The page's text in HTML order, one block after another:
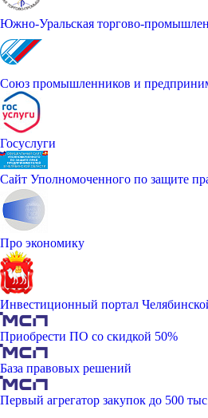
Южно-Уральская торгово-
Союз промышленников и
Госуслуги
Сайт Уполномоченного по защите
Про экономику
Инвестиционный портал
Приобрести ПО со скидкой 50%
База правовых решений
Первый агрегатор закупок до 500